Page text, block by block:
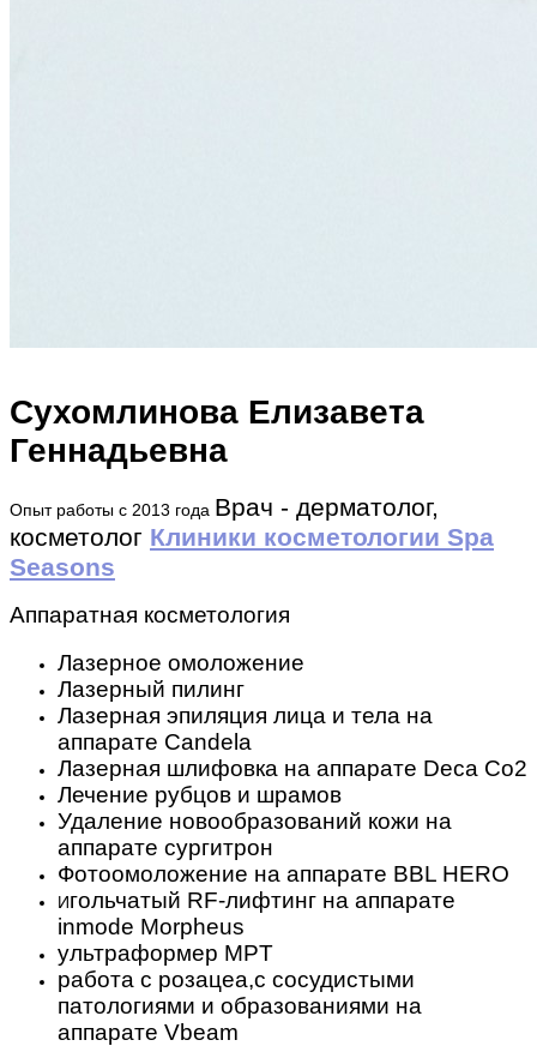
Сухомлинова Елизавета
Геннадьевна
Опыт работы с 2013 года Врач - дерматолог,
косметолог Клиники косметологии Spa
Seasons
Аппаратная косметология
Лазерное омоложение
Лазерный пилинг
Лазерная эпиляция лица и тела на
аппарате Candela
Лазерная шлифовка на аппарате Deca Co2
Лечение рубцов и шрамов
Удаление новообразований кожи на
аппарате сургитрон
Фотоомоложение на аппарате BBL HERO
Игольчатый RF-лифтинг на аппарате
inmode Morpheus
ультраформер MPT
работа с розацеа,с сосудистыми
патологиями и образованиями на
аппарате Vbeam